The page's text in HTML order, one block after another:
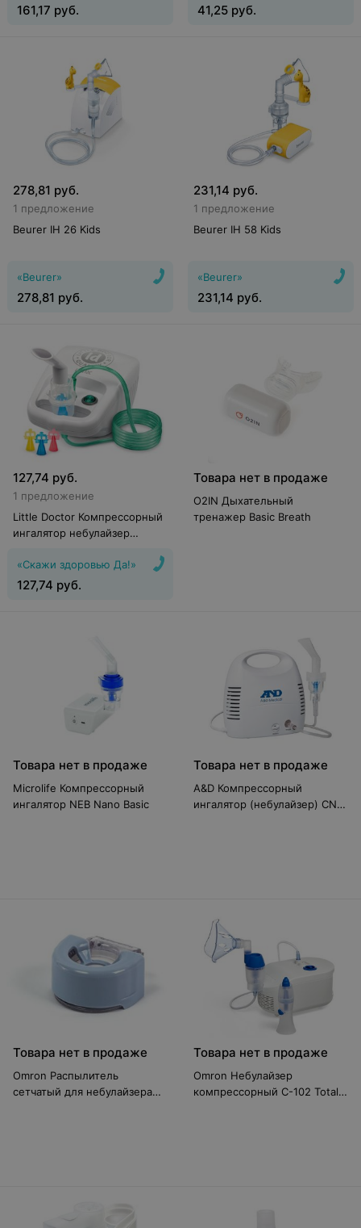
161,17 руб. 41,25 руб.
278,81 руб.
1 предложение
Beurer IH 26 Kids
«Beurer»
278,81 руб.
231,14 руб.
1 предложение
Beurer IH 58 Kids
«Beurer»
231,14 руб.
127,74 руб.
1 предложение
Little Doctor Компрессорный
ингалятор небулайзер
«Скажи здоровью Да!»
127,74 руб.
Товара нет в продаже
O2IN Дыхательный
тренажер Basic Breath
Товара нет в продаже
Microlife Компрессорный
ингалятор NEB Nano Basic
Товара нет в продаже
A&D Компрессорный
ингалятор (небулайзер) CN-
Товара нет в продаже
Omron Распылитель
сетчатый для небулайзера
Товара нет в продаже
Omron Небулайзер
компрессорный C-102 Total